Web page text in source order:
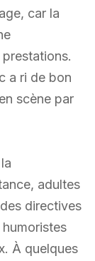
car la
a ri de bon
scène par
adultes
directives
À quelques